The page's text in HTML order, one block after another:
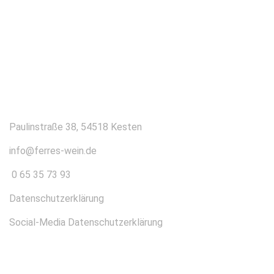
Paulinstraße 38, 54518 Kesten
info@ferres-wein.de
0 65 35 73 93
Datenschutzerklärung
Social-Media Datenschutzerklärung